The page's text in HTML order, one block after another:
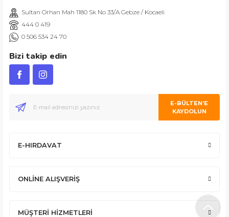
Sultan Orhan Mah 1180 Sk No 33/A Gebze / Kocaeli
444 0 419
0 506 534 24 70
Bizi takip edin
E-BÜLTEN’E
KAYDOLUN
E-HIRDAVAT
ONLİNE ALIŞVERİŞ
MÜŞTERİ HİZMETLERİ